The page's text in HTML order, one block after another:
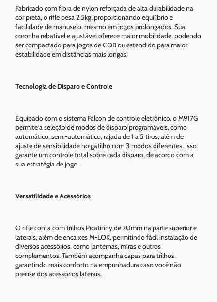
Fabricado com fibra de nylon reforçada de alta durabilidade na
cor preta, o rifle pesa 2,5kg, proporcionando equilíbrio e
facilidade de manuseio, mesmo em jogos prolongados. Sua
coronha rebatível e ajustável oferece maior mobilidade, podendo
ser compactado para jogos de CQB ou estendido para maior
estabilidade em distâncias mais longas.
Tecnologia de Disparo e Controle
Equipado com o sistema Falcon de controle eletrônico, o M917G
permite a seleção de modos de disparo programáveis, como
automático, semi-automático, rajada de 1 a 5 tiros, além de
ajuste de sensibilidade no gatilho com 3 modos diferentes. Isso
garante um controle total sobre cada disparo, de acordo com a
sua estratégia de jogo.
Versatilidade e Acessórios
O rifle conta com trilhos Picatinny de 20mm na parte superior e
laterais, além de encaixes M-LOK, permitindo fácil instalação de
diversos acessórios, como lanternas, miras e outros
complementos. Também acompanha capas para trilhos,
garantindo mais conforto na empunhadura caso você não
precise dos acessórios laterais.